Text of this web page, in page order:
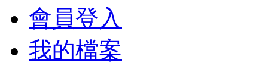
會員登入
我的檔案